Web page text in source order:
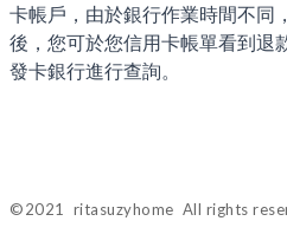
卡帳戶，由於銀行作業時間不同
後，您可於您信用卡帳單看到退
發卡銀行進行查詢。
©2021 ritasuzyhome All rights